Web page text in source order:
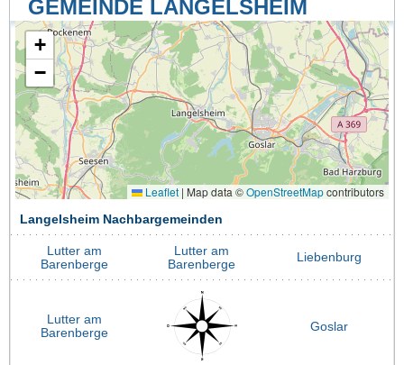
GEMEINDE LANGELSHEIM
+
−
Leaflet | Map data ©OpenStreetMapcontributors
Langelsheim Nachbargemeinden
Lutter am
Barenberge
Lutter am
Barenberge
Liebenburg
Lutter am
Barenberge
Goslar